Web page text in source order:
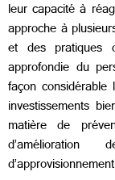
leur capacité à
approche à
et des pratiques
approfondie du
façon
investissements
matière de